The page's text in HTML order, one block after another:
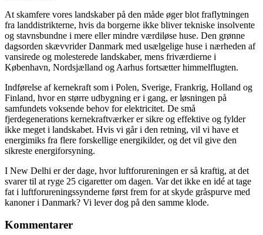
At skamfere vores landskaber på den måde øger blot fraflytningen
fra landdistrikterne, hvis da borgerne ikke bliver tekniske insolvente
og stavnsbundne i mere eller mindre værdiløse huse. Den grønne
dagsorden skævvrider Danmark med usælgelige huse i nærheden af
vansirede og molesterede landskaber, mens friværdierne i
København, Nordsjælland og Aarhus fortsætter himmelflugten.
Indførelse af kernekraft som i Polen, Sverige, Frankrig, Holland og
Finland, hvor en større udbygning er i gang, er løsningen på
samfundets voksende behov for elektricitet. De små
fjerdegenerations kernekraftværker er sikre og effektive og fylder
ikke meget i landskabet. Hvis vi går i den retning, vil vi have et
energimiks fra flere forskellige energikilder, og det vil give den
sikreste energiforsyning.
I New Delhi er der dage, hvor luftforureningen er så kraftig, at det
svarer til at ryge 25 cigaretter om dagen. Var det ikke en idé at tage
fat i luftforureningssynderne først frem for at skyde gråspurve med
kanoner i Danmark? Vi lever dog på den samme klode.
Kommentarer